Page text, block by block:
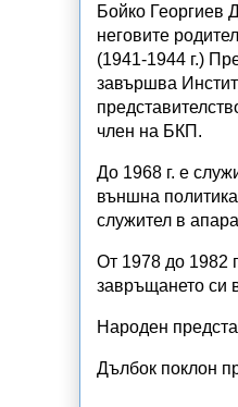
Бойко Георгиев
неговите
(1941-1944 г.)
завършва
член на БКП.
До 1968 г. е
външна
служител в
От 1978 до 1982
завръщането си
Народен
Дълбок поклон